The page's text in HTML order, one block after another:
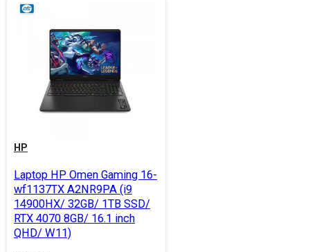
HP
Laptop HP Omen Gaming 16-
wf1137TX A2NR9PA (i9
14900HX/ 32GB/ 1TB SSD/
RTX 4070 8GB/ 16.1 inch
QHD/ W11)